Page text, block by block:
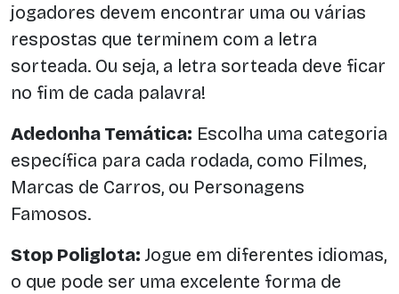
jogadores devem encontrar uma ou várias
respostas que terminem com a letra
sorteada. Ou seja, a letra sorteada deve ficar
no fim de cada palavra!
Adedonha Temática: Escolha uma categoria
específica para cada rodada, como Filmes,
Marcas de Carros, ou Personagens
Famosos.
Stop Poliglota: Jogue em diferentes idiomas,
o que pode ser uma excelente forma de